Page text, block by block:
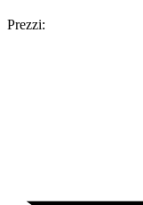
Prezzi: